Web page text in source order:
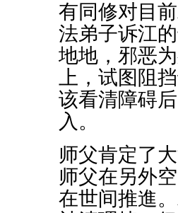
有同修对目
法弟子诉江
地地，邪恶
上，试图阻
该看清障碍
入。
师父肯定了
师父在另外
在世间推進